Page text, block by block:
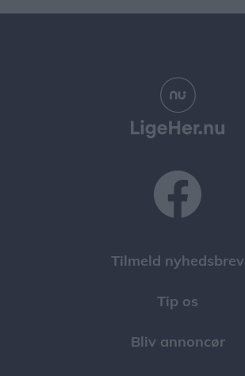
Tilmeld nyhedsbrev
Tip os
Bliv annoncør